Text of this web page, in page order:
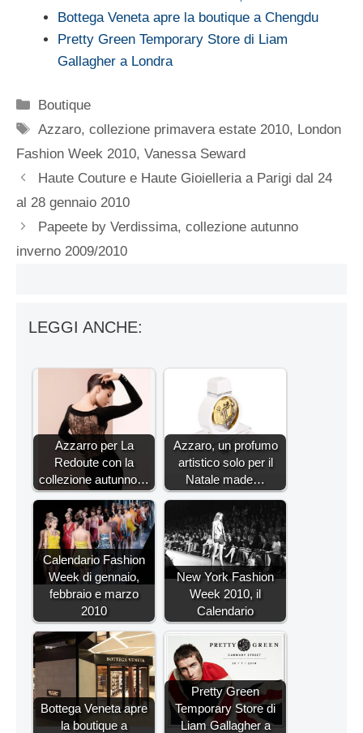
Bottega Veneta apre la boutique a Chengdu
Pretty Green Temporary Store di Liam
Gallagher a Londra
Categorie
Boutique
Tag
Azzaro,collezione primavera estate 2010, London
Fashion Week 2010, Vanessa Seward
Haute Couture e Haute Gioielleria a Parigi dal 24
al 28 gennaio 2010
Papeete by Verdissima, collezione autunno
inverno 2009/2010
LEGGI ANCHE:
Azzarro per La
Redoute con la
collezione autunno…
Azzaro, un profumo
artistico solo per il
Natale made…
Calendario Fashion
Week di gennaio,
febbraio e marzo
2010
New York Fashion
Week 2010, il
Calendario
Bottega Veneta apre
la boutique a
Pretty Green
Temporary Store di
Liam Gallagher a